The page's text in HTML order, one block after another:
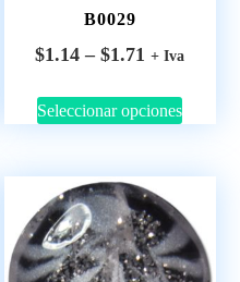
B0029
$1.14 – $1.71 + Iva
Seleccionar opciones